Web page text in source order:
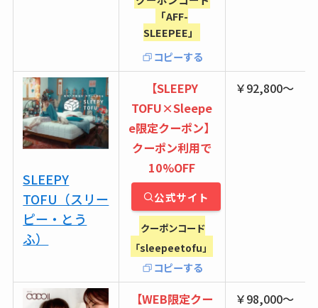
「AFF-
SLEEPEE」
コピーする
SLEEPY
TOFU（スリー
ピー・とう
ふ）
【SLEEPY
TOFU×Sleepe
e限定クーポン】
クーポン利用で
10%OFF
公式サイト
クーポンコード
「sleepeetofu」
コピーする
￥92,800〜
【WEB限定クー
￥98,000〜